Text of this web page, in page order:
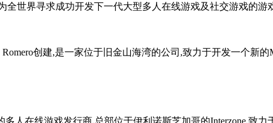
全世界寻求成功开发下一代大型多人在线游戏及社交游戏的游
Romero创建,是一家位于旧金山海湾的公司,致力于开发一个
多人在线游戏发行商,总部位于伊利诺斯芝加哥的Interzone,致